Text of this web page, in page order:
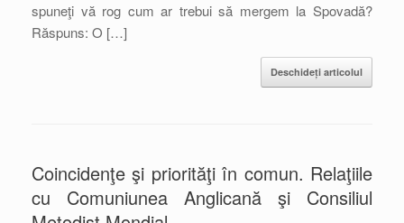
spuneţi vă rog cum ar trebui să mergem la Spovadă?
Răspuns: O […]
Deschideți articolul
Coincidenţe şi priorităţi în comun. Relaţiile
cu Comuniunea Anglicană şi Consiliul